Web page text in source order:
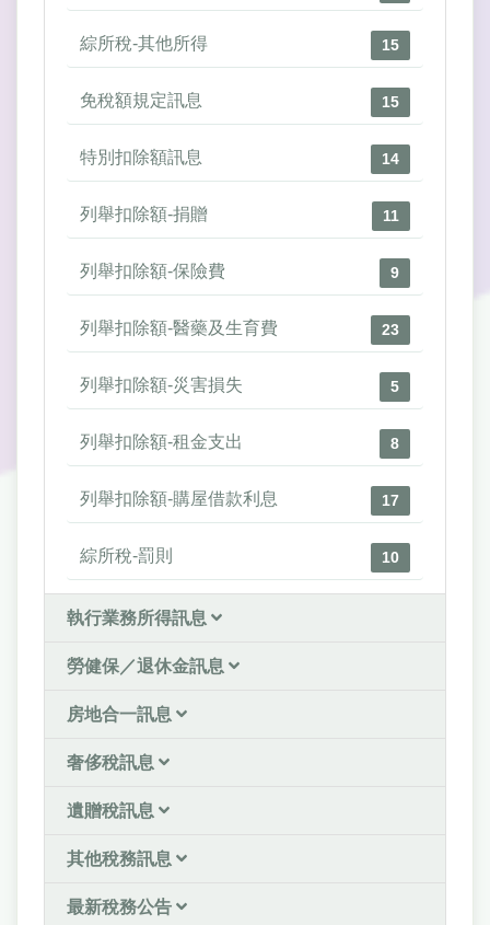
綜所稅-其他所得 15
免稅額規定訊息 15
特別扣除額訊息 14
列舉扣除額-捐贈 11
列舉扣除額-保險費 9
列舉扣除額-醫藥及生育費 23
列舉扣除額-災害損失 5
列舉扣除額-租金支出 8
列舉扣除額-購屋借款利息 17
綜所稅-罰則 10
執行業務所得訊息
勞健保／退休金訊息
房地合一訊息
奢侈稅訊息
遺贈稅訊息
其他稅務訊息
最新稅務公告